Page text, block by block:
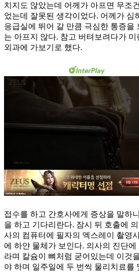
치지도 않았는데 어께가 아프면 무조
었는데 잘못된 생각이었다. 어께가 심
응급실에 뛰어 갈 만큼 극심한 통증을
는 아프지 않다. 참고 버텨보려다가
외과에 가보기로 했다.
접수를 하고 간호사에게 증상을 말하
을 하고 기다리란다. 잠시 뒤 호출에
사의 컴퓨터에 필자의 엑스레이 촬영
에 하얀 물체가 보인다. 의사의 진단에
라며 칼슘이 뼈처럼 굳어있는데 이것
야 하며 일주일에 두 번씩 물리치료를